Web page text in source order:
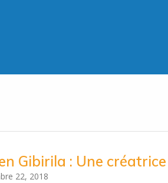
Gibirila : Une
22, 2018